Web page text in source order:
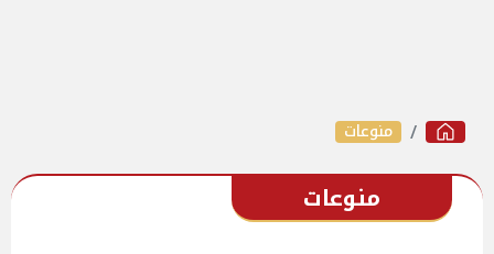
منوعات
منوعات